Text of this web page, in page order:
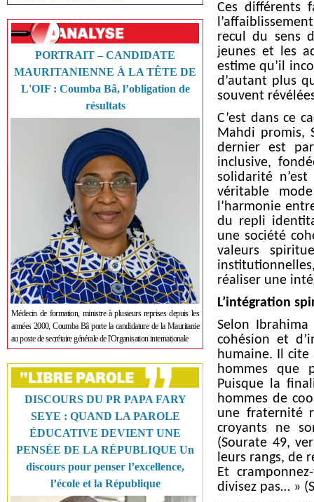
PORTRAIT – CANDIDATE
MAURITANIENNE À LA TÊTE DE
L'OIF : Coumba Bâ, l’obligation de
résultats
Médecin de formation, ministre à plusieurs reprises depuis les
années 2000, Coumba Bâ porte la candidature de la Mauritanie
au poste de secrétaire générale de l'Organisation internationale
DISCOURS DU PR PAPA FARY
SEYE : QUAND LA PAROLE
ÉDUCATIVE DEVIENT UNE
PENSÉE DE LA RÉPUBLIQUE Un
discours pour penser l’excellence,
l’école et la République
Ces différents
recul du sens
jeunes et les
estime qu’il
d’autant plus
souvent
C’est dans ce
Mahdi promis,
dernier est
inclusive,
solidarité
véritable
l’harmonie
du repli
une société
valeurs
réaliser une
L’intégration
Selon
cohésion et
humaine. Il cite
hommes que
Puisque la
hommes de
une fraternité
croyants ne
(Sourate 49,
leurs rangs, de
Et
divisez pas… »